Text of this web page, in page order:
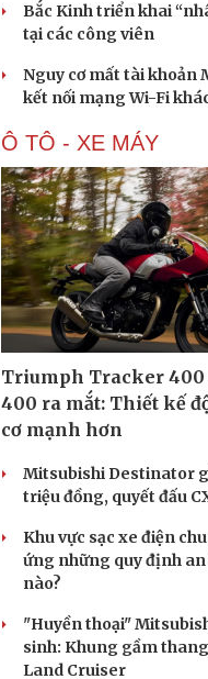
Bắc Kinh triển khai
tại các công viên
Nguy cơ mất tài khoản
kết nối mạng Wi-Fi
Ô TÔ - XE MÁY
Triumph Tracker
400 ra mắt: Thiết kế
cơ mạnh hơn
Mitsubishi Destinator
triệu đồng, quyết đấu
Khu vực sạc xe điện
ứng những quy định an
nào?
"Huyền thoại"
sinh: Khung gầm
Land Cruiser